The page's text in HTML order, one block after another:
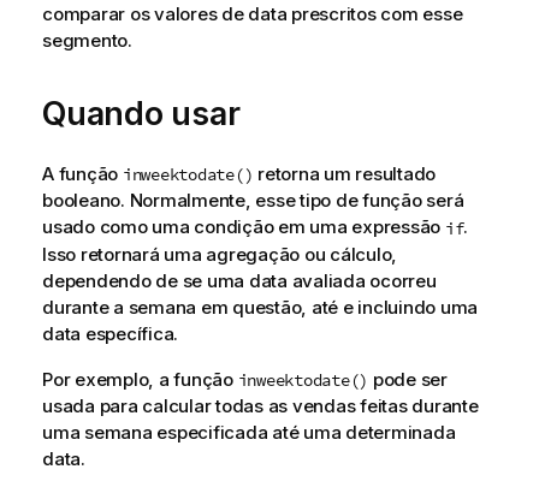
comparar os valores de data prescritos com esse
segmento.
Quando usar
A função inweektodate() retorna um resultado
booleano. Normalmente, esse tipo de função será
usado como uma condição em uma expressão if.
Isso retornará uma agregação ou cálculo,
dependendo de se uma data avaliada ocorreu
durante a semana em questão, até e incluindo uma
data específica.
Por exemplo, a função inweektodate() pode ser
usada para calcular todas as vendas feitas durante
uma semana especificada até uma determinada
data.